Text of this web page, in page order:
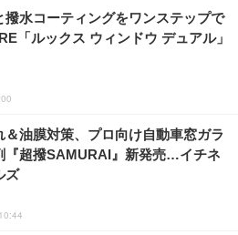
撥水コーティングをワンステップで
「ルックス ウィンドウ デュアル」
＆油膜対策、プロ向け自動車窓ガラ
『超撥SAMURAI』新発売…イチネ
ズ